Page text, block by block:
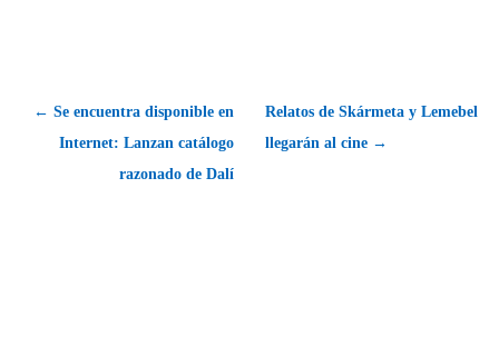
← Se encuentra disponible en
Internet: Lanzan catálogo
razonado de Dalí
Relatos de Skármeta y Lemebel
llegarán al cine →